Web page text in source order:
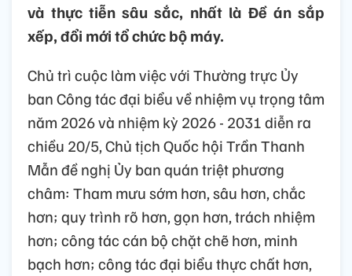
và thực tiễn sâu sắc, nhất là Đề án sắp
xếp, đổi mới tổ chức bộ máy.
Chủ trì cuộc làm việc với Thường trực Ủy
ban Công tác đại biểu về nhiệm vụ trọng tâm
năm 2026 và nhiệm kỳ 2026 - 2031 diễn ra
chiều 20/5, Chủ tịch Quốc hội Trần Thanh
Mẫn đề nghị Ủy ban quán triệt phương
châm: Tham mưu sớm hơn, sâu hơn, chắc
hơn; quy trình rõ hơn, gọn hơn, trách nhiệm
hơn; công tác cán bộ chặt chẽ hơn, minh
bạch hơn; công tác đại biểu thực chất hơn,